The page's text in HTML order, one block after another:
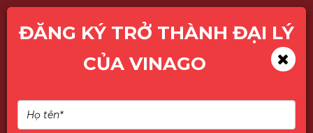
ĐĂNG KÝ TRỞ THÀNH ĐẠI LÝ
CỦA VINAGO